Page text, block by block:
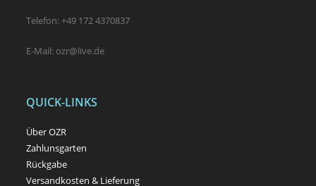
Telefon: +49 172 4370837
E-Mail: ozr@live.de
QUICK-LINKS
Über OZR
Zahlunsgarten
Rückgabe
Versandkosten & Lieferung